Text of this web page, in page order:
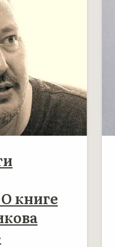
книге